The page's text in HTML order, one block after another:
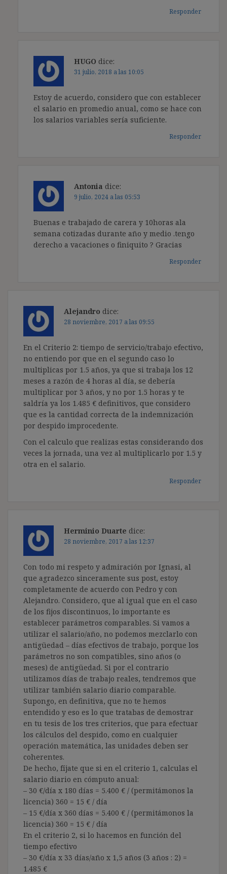
Responder
HUGO dice:
31 julio, 2018 a las 10:05
Estoy de acuerdo, considero que con establecer
el salario en promedio anual, como se hace con
los salarios variables sería suficiente.
Responder
Antonia dice:
9 julio, 2024 a las 05:53
Buenas e trabajado de carera y 10horas ala
semana cotizadas durante año y medio .tengo
derecho a vacaciones o finiquito ? Gracias
Responder
Alejandro dice:
28 noviembre, 2017 a las 09:55
En el Criterio 2: tiempo de servicio/trabajo efectivo,
no entiendo por que en el segundo caso lo
multiplicas por 1.5 años, ya que si trabaja los 12
meses a razón de 4 horas al día, se debería
multiplicar por 3 años, y no por 1.5 horas y te
saldría ya los 1.485 € definitivos, que considero
que es la cantidad correcta de la indemnización
por despido improcedente.
Con el calculo que realizas estas considerando dos
veces la jornada, una vez al multiplicarlo por 1.5 y
otra en el salario.
Responder
Herminio Duarte dice:
28 noviembre, 2017 a las 12:37
Con todo mi respeto y admiración por Ignasi, al
que agradezco sinceramente sus post, estoy
completamente de acuerdo con Pedro y con
Alejandro. Considero, que al igual que en el caso
de los fijos discontinuos, lo importante es
establecer parámetros comparables. Si vamos a
utilizar el salario/año, no podemos mezclarlo con
antigüedad – días efectivos de trabajo, porque los
parámetros no son compatibles, sino años (o
meses) de antigüedad. Si por el contrario
utilizamos días de trabajo reales, tendremos que
utilizar también salario diario comparable.
Supongo, en definitiva, que no te hemos
entendido y eso es lo que tratabas de demostrar
en tu tesis de los tres criterios, que para efectuar
los cálculos del despido, como en cualquier
operación matemática, las unidades deben ser
coherentes.
De hecho, fíjate que si en el criterio 1, calculas el
salario diario en cómputo anual:
– 30 €/día x 180 días = 5.400 € / (permitámonos la
licencia) 360 = 15 € / día
– 15 €/día x 360 días = 5.400 € / (permitámonos la
licencia) 360 = 15 € / día
En el criterio 2, si lo hacemos en función del
tiempo efectivo
– 30 €/día x 33 días/año x 1,5 años (3 años : 2) =
1.485 €